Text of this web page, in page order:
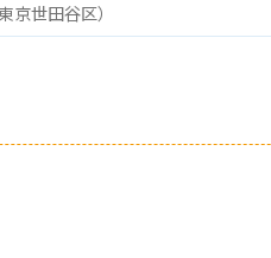
京世田谷区）